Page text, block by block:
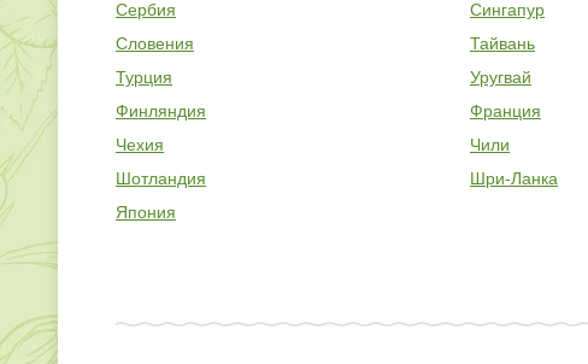
Сербия
Сингапур
Словения
Тайвань
Турция
Уругвай
Финляндия
Франция
Чехия
Чили
Шотландия
Шри-Ланка
Япония